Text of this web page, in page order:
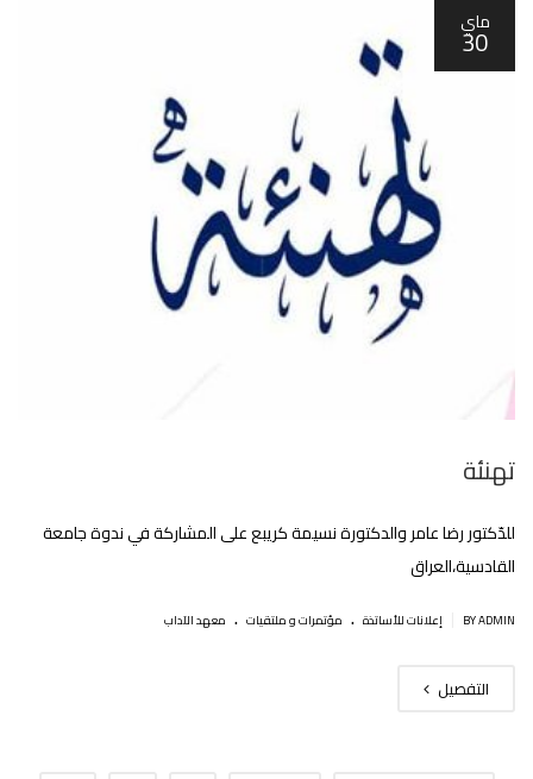
ماي
30
تهنئة
للدّكتور رضا عامر والدكتورة نسيمة كريبع على المشاركة في ندوة جامعة
القادسية،العراق
BY ADMIN إعلانات للأساتذة . مؤتمرات و ملتقيات . معهد الآداب
التفصيل